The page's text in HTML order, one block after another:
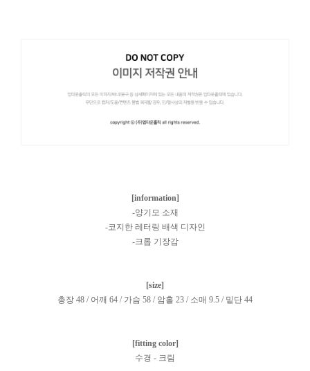
[information]
-양기모 소재
-코지한 레터링 배색 디자인
-크롭 기장감
[size]
총장 48 / 어깨 64 / 가슴 58 / 암홀 23 / 소매 9.5 / 밑단 44
[fitting color]
수경 - 크림